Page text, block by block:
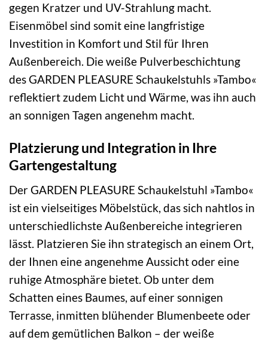
gegen Kratzer und UV-Strahlung macht.
Eisenmöbel sind somit eine langfristige
Investition in Komfort und Stil für Ihren
Außenbereich. Die weiße Pulverbeschichtung
des GARDEN PLEASURE Schaukelstuhls »Tambo«
reflektiert zudem Licht und Wärme, was ihn auch
an sonnigen Tagen angenehm macht.
Platzierung und Integration in Ihre
Gartengestaltung
Der GARDEN PLEASURE Schaukelstuhl »Tambo«
ist ein vielseitiges Möbelstück, das sich nahtlos in
unterschiedlichste Außenbereiche integrieren
lässt. Platzieren Sie ihn strategisch an einem Ort,
der Ihnen eine angenehme Aussicht oder eine
ruhige Atmosphäre bietet. Ob unter dem
Schatten eines Baumes, auf einer sonnigen
Terrasse, inmitten blühender Blumenbeete oder
auf dem gemütlichen Balkon – der weiße